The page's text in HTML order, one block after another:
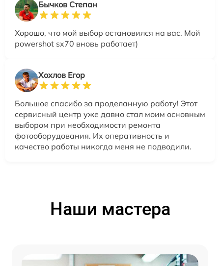
Бычков Степан
Хорошо, что мой выбор остановился на вас. Мой
powershot sx70 вновь работает)
Хохлов Егор
Большое спасибо за проделанную работу! Этот
сервисный центр уже давно стал моим основным
выбором при необходимости ремонта
фотооборудования. Их оперативность и
качество работы никогда меня не подводили.
Наши мастера